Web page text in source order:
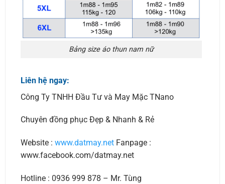
Bảng size áo thun nam nữ
Liên hệ ngay:
Công Ty TNHH Đầu Tư và May Mặc TNano
Chuyên đồng phục Đẹp & Nhanh & Rẻ
Website : www.datmay.netFanpage :
www.facebook.com/datmay.net
Hotline : 0936 999 878 – Mr. Tùng